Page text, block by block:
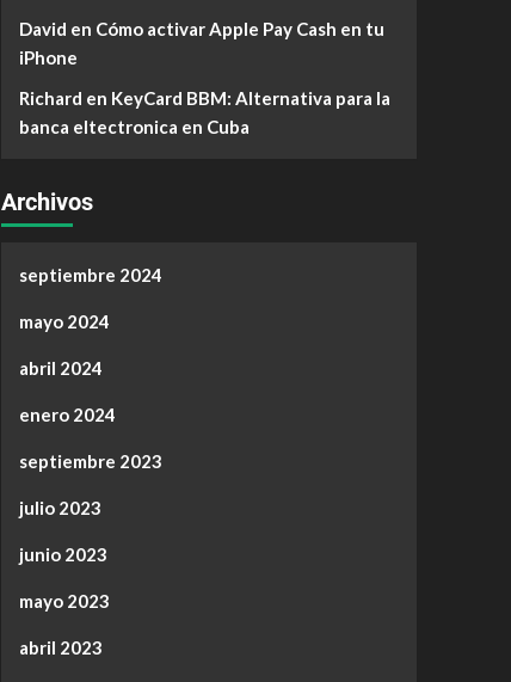
David en Cómo activar Apple Pay Cash en tu
iPhone
Richard en KeyCard BBM: Alternativa para la
banca eltectronica en Cuba
Archivos
septiembre 2024
mayo 2024
abril 2024
enero 2024
septiembre 2023
julio 2023
junio 2023
mayo 2023
abril 2023